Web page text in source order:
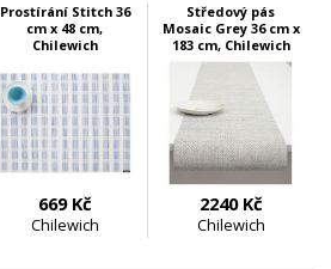
Prostírání Stitch 36
cm x 48 cm,
Chilewich
Středový pás
Mosaic Grey 36 cm x
183 cm, Chilewich
669 Kč
Chilewich
2240 Kč
Chilewich